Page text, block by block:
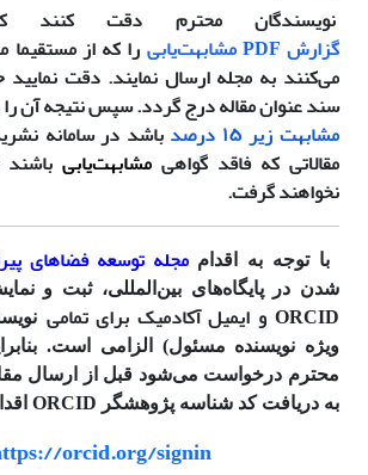
نویسندگان محترم دقت کنند
گزارش PDF مشابهت‌یابی
را که از
می‌‌کنند به مجله ارسال نمایند. دقت
سند عنوان مقاله درج گردد. سپس نتیجه آن
مشابهت زیر ۱۵ درصد
باشد در سامانه
مقالاتی که فاقد گواهی مشابهت‌یابی
نخواهند گرفت.
با توجه به اقداممجله توسعه فضاهای
شدن در پایگاه‌های بین‌المللی، ثبت و
ORCID و ایمیل آکادمیک برای تمامی
ویژه نویسنده مسئول) الزامی است.
محترم درخواست می‌شود قبل از ارسال
به دریافت کد شناسه پژوهشگر ORCID اقدام فرمایند.
orcid.org/signin